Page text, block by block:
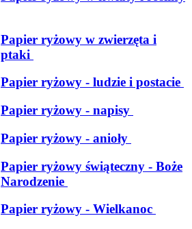
Papier ryżowy w zwierzęta i
ptaki
Papier ryżowy - ludzie i postacie
Papier ryżowy - napisy
Papier ryżowy - anioły
Papier ryżowy świąteczny - Boże
Narodzenie
Papier ryżowy - Wielkanoc